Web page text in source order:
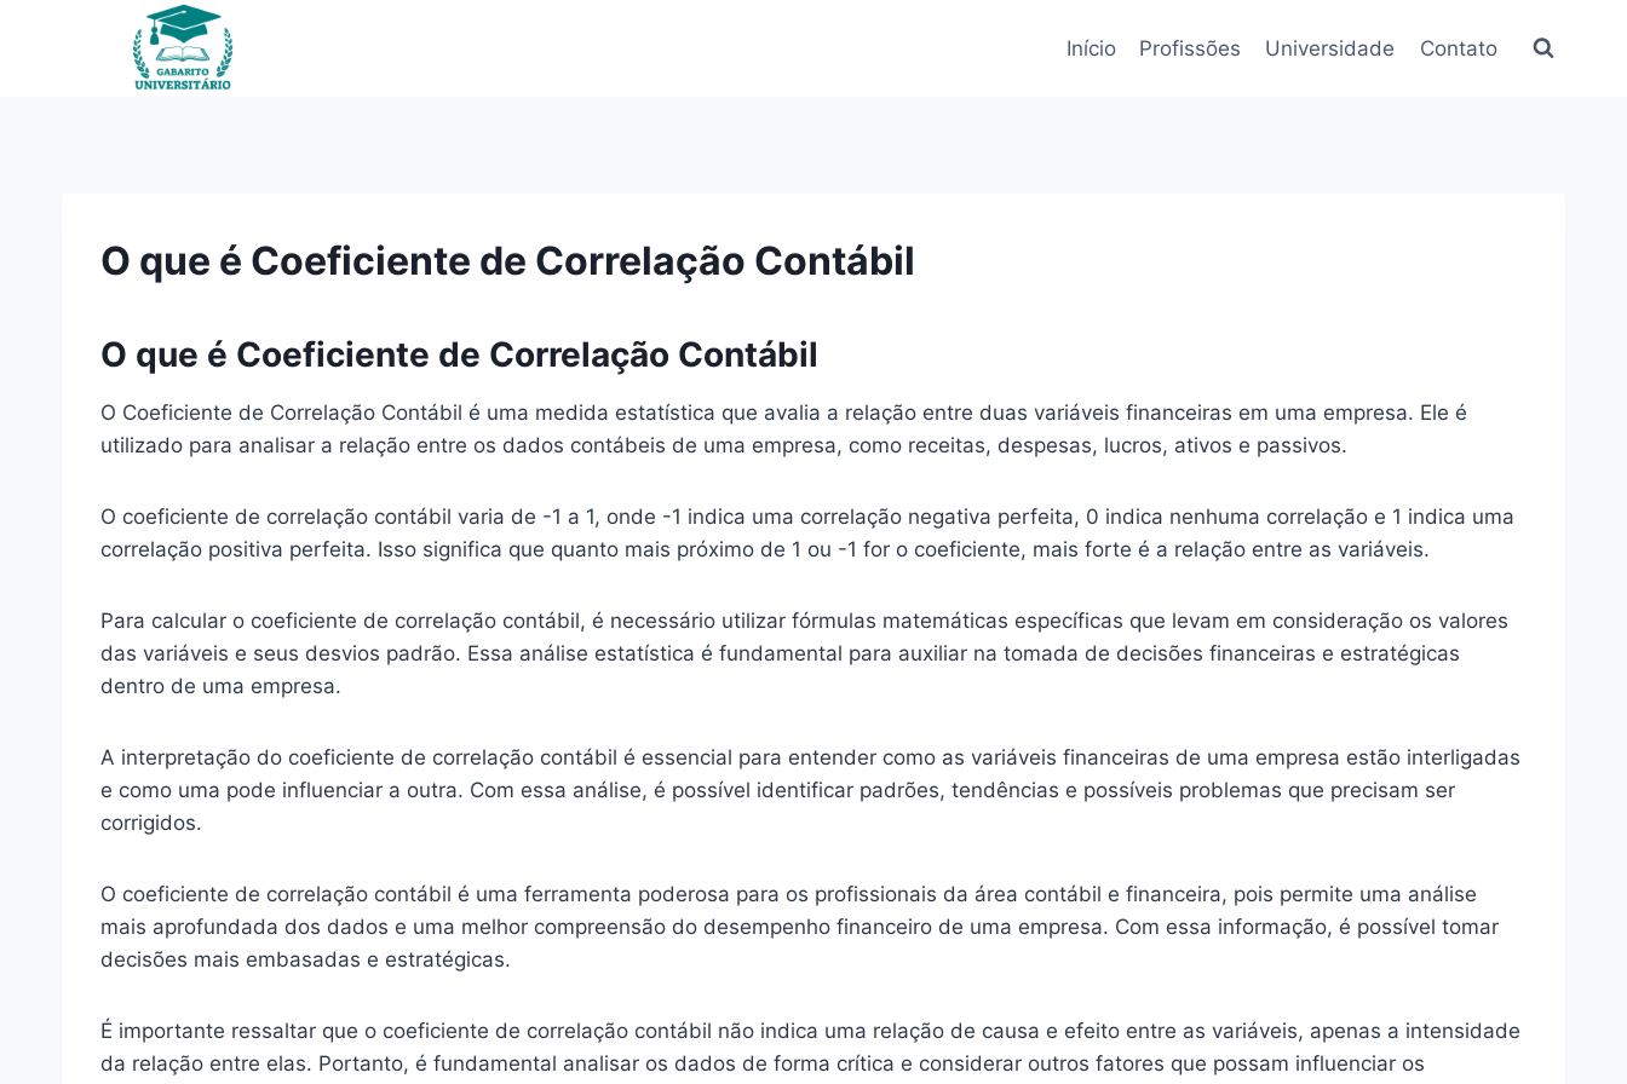
Início Profissões Universidade Contato
O que é Coeficiente de Correlação Contábil
O que é Coeficiente de Correlação Contábil
O Coeficiente de Correlação Contábil é uma medida estatística que avalia a relação entre duas variáveis ​​financeiras em uma empresa. Ele é
utilizado para analisar a relação entre os dados contábeis de uma empresa, como receitas, despesas, lucros, ativos e passivos.
O coeficiente de correlação contábil varia de -1 a 1, onde -1 indica uma correlação negativa perfeita, 0 indica nenhuma correlação e 1 indica uma
correlação positiva perfeita. Isso significa que quanto mais próximo de 1 ou -1 for o coeficiente, mais forte é a relação entre as variáveis.
Para calcular o coeficiente de correlação contábil, é necessário utilizar fórmulas matemáticas específicas que levam em consideração os valores
das variáveis e seus desvios padrão. Essa análise estatística é fundamental para auxiliar na tomada de decisões financeiras e estratégicas
dentro de uma empresa.
A interpretação do coeficiente de correlação contábil é essencial para entender como as variáveis financeiras de uma empresa estão interligadas
e como uma pode influenciar a outra. Com essa análise, é possível identificar padrões, tendências e possíveis problemas que precisam ser
corrigidos.
O coeficiente de correlação contábil é uma ferramenta poderosa para os profissionais da área contábil e financeira, pois permite uma análise
mais aprofundada dos dados e uma melhor compreensão do desempenho financeiro de uma empresa. Com essa informação, é possível tomar
decisões mais embasadas e estratégicas.
É importante ressaltar que o coeficiente de correlação contábil não indica uma relação de causa e efeito entre as variáveis, apenas a intensidade
da relação entre elas. Portanto, é fundamental analisar os dados de forma crítica e considerar outros fatores que possam influenciar os